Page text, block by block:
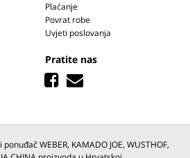
Plaćanje
Povrat robe
Uvjeti poslovanja
Pratite nas
WEBER, KAMADO JOE, WUSTHOF,